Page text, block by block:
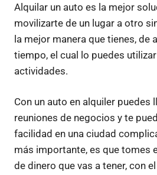
Alquilar un auto es la mejor
movilizarte de un lugar a otro
la mejor manera que tienes, de
tiempo, el cual lo puedes
actividades.
Con un auto en alquiler puedes
reuniones de negocios y te
facilidad en una ciudad
más importante, es que tomes
de dinero que vas a tener, con